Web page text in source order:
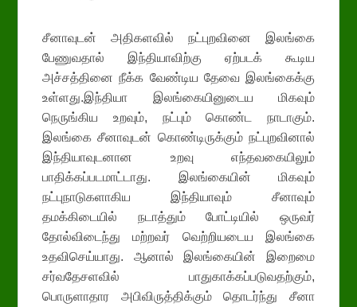
சீனாவுடன் அதிகளவில் நட்புறவினை இலங்கை
பேணுவதால் இந்தியாவிற்கு ஏற்படக் கூடிய
அச்சத்தினை நீக்க வேண்டிய தேவை இலங்கைக்கு
உள்ளது.இந்தியா இலங்கையினுடைய மிகவும்
நெருங்கிய உறவும், நட்பும் கொண்ட நாடாகும்.
இலங்கை சீனாவுடன் கொண்டிருக்கும் நட்புறவினால்
இந்தியாவுடனான உறவு எந்தவகையிலும்
பாதிக்கப்படமாட்டாது. இலங்கையின் மிகவும்
நட்புநாடுகளாகிய இந்தியாவும் சீனாவும்
தமக்கிடையில் நடாத்தும் போட்டியில் ஒருவர்
தோல்விடைந்து மற்றவர் வெற்றியடைய இலங்கை
உதவிசெய்யாது. ஆனால் இலங்கையின் இறைமை
சர்வதேசளவில் பாதுகாக்கப்படுவதற்கும்,
பொருளாதார அபிவிருத்திக்கும் தொடர்ந்து சீனா